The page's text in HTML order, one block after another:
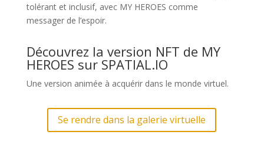
tolérant et inclusif, avec MY HEROES comme
messager de l’espoir.
Découvrez la version NFT de MY
HEROES sur SPATIAL.IO
Une version animée à acquérir dans le monde virtuel.
Se rendre dans la galerie virtuelle